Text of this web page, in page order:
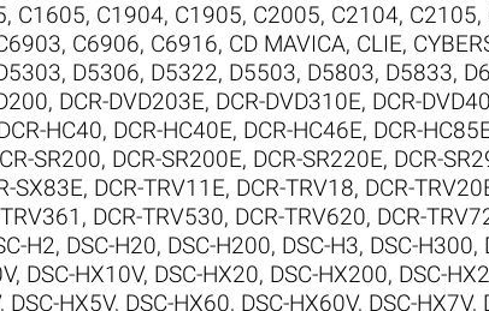
, C1605, C1904, C1905, C2005, C2104, C2105,
, C6906, C6916, CD MAVICA, CLIE,
, D5306, D5322, D5503, D5803, D5833,
, DCR-DVD203E, DCR-DVD310E, DCR-
HC40, DCR-HC40E, DCR-HC46E, DCR-
SR200, DCR-SR200E, DCR-SR220E, DCR-
SX83E, DCR-TRV11E, DCR-TRV18, DCR-
, DCR-TRV530, DCR-TRV620, DCR-
H2, DSC-H20, DSC-H200, DSC-H3, DSC-H300,
, DSC-HX10V, DSC-HX20, DSC-HX200, DSC-
, DSC-HX5V, DSC-HX60, DSC-HX60V, DSC-HX7V,